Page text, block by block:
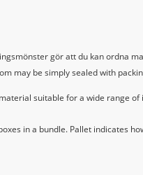
gör att du kan ordna
may be simply sealed with
suitable for a wide range of
in a bundle. Pallet indicates